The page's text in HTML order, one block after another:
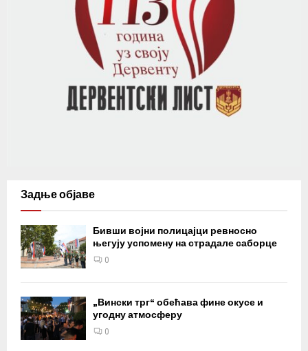
Задње објаве
Бивши војни полицајци ревносно
његују успомену на страдале саборце
0
„Вински трг“ обећава фине окусе и
угодну атмосферу
0